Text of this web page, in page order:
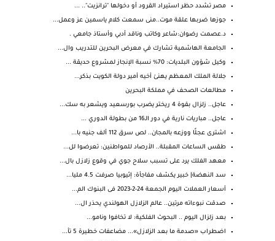
مصر تشدد حظر استيراد القرود أو دخولها "ترانزيت".. ...
جوزها ضربها علقة موت..منى سمعت كلام ياسمين عز وعمل...
د.عصمت رضوان:شاعر وكاتب وناقد أدبي وأستاذ جامعي .
الجامعة الهاشمية تشارك في معرض البحرين للتدريب وال...
وكيل شؤون البلديات: 70% نسبة الإنجاز لمشروع حديقة ...
جلالة الملك المعظم يهنئ أخيه أمير دولة الكويت بذكر...
مطالعات الصحف في مملكة البحرين
عاجل.. زلزال بقوة 4 ريختر يضرب بورسعيد ويشعر به سك...
عاجل.. مباريات نارية في دور الـ16 من بطولة الدوري ...
اشترى عجلًا ووزعه بالمجان.. لص سرق 112 ألف جنيه با...
طقس الساعات المقبلة.. الأرصاد للمواطنين: تعرضوا لل...
معهد الفلك يرد على تسبب سلاح جوي في وقوع زلازل بال...
سد النهضة| خبير يكشف مفاجأة: إثيوبيا صرفت 4.5 مليا...
أسعار العملات اليوم الجمعة 24-2-2023 فى البنوك الم...
صدقت نبوءاته مرتين.. عالم الزلازل الهولندي يحذر ال...
بعد زلزال اليوم .. البحوث الفلكية: لا تخافوا ونامو...
اضطراب «صدمة ما بعد الزلازل»... مضاعفات خطيرة 5 تأ...